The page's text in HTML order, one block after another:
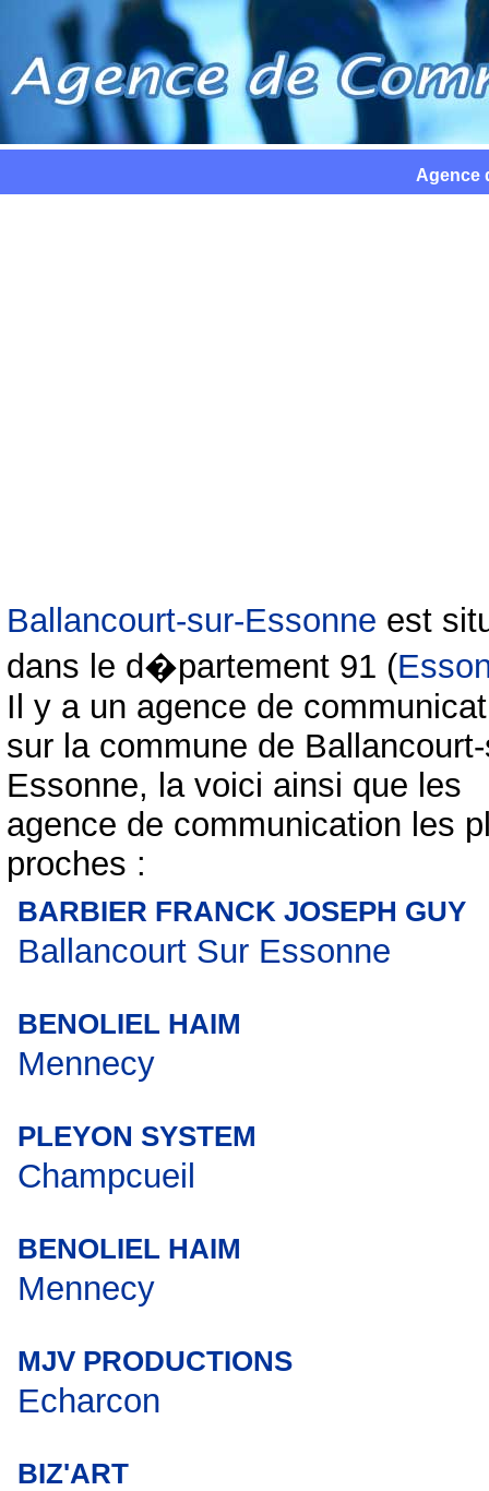
Agence
Ballancourt-sur-Essonne est
dans le d�partement 91 (
Il y a un agence de
sur la commune de
Essonne, la voici ainsi que les
agence de communication les
proches :
BARBIER FRANCK JOSEPH GUY
Ballancourt Sur Essonne
BENOLIEL HAIM
Mennecy
PLEYON SYSTEM
Champcueil
BENOLIEL HAIM
Mennecy
MJV PRODUCTIONS
Echarcon
BIZ'ART